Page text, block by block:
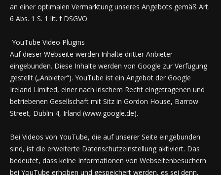
an einer optimalen Vermarktung unseres Angebots gemäß Art.
6 Abs. 1 S. 1 lit. f DSGVO.
YouTube Video Plugins
Auf dieser Webseite werden Inhalte dritter Anbieter
eingebunden. Diese Inhalte werden von Google zur Verfügung
gestellt („Anbieter“). YouTube ist ein Angebot der Google
Ireland Limited, einer nach irischem Recht eingetragenen und
betriebenen Gesellschaft mit Sitz in Gordon House, Barrow
Street, Dublin 4, Irland (www.google.de).
Bei Videos von YouTube, die auf unserer Seite eingebunden
sind, ist die erweiterte Datenschutzeinstellung aktiviert. Das
bedeutet, dass keine Informationen von Webseitenbesuchern
bei YouTube erhoben und gespeichert werden, es sei denn,